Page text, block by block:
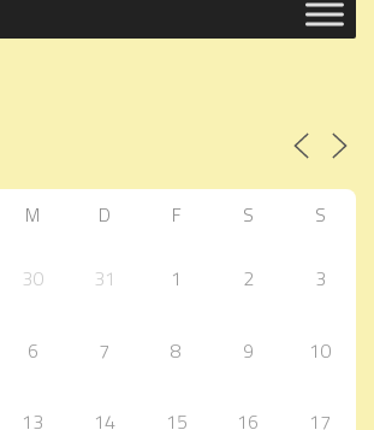
M D F S S
30 31 1 2 3
6 7 8 9 10
13 14 15 16 17